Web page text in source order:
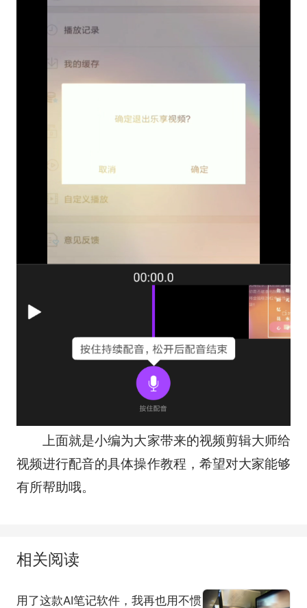
上面就是小编为大家带来的视频剪辑大师给
视频进行配音的具体操作教程，希望对大家能够
有所帮助哦。
相关阅读
用了这款AI笔记软件，我再也用不惯